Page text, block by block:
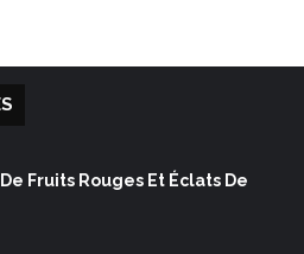
Fruits Rouges Et Éclats De